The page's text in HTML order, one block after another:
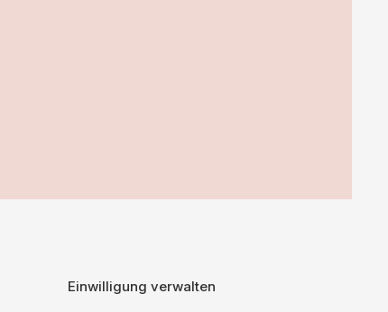
Einwilligung verwalten